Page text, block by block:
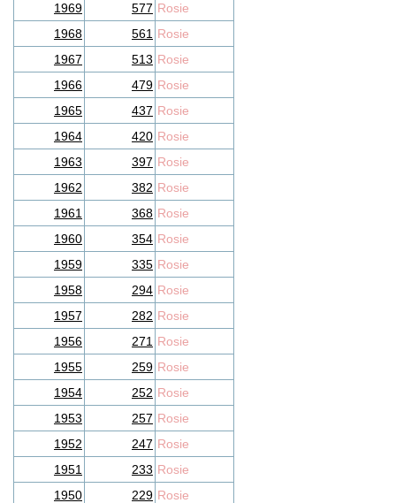
1969
577 Rosie
1968
561 Rosie
1967
513 Rosie
1966
479 Rosie
1965
437 Rosie
1964
420 Rosie
1963
397 Rosie
1962
382 Rosie
1961
368 Rosie
1960
354 Rosie
1959
335 Rosie
1958
294 Rosie
1957
282 Rosie
1956
271 Rosie
1955
259 Rosie
1954
252 Rosie
1953
257 Rosie
1952
247 Rosie
1951
233 Rosie
1950
229 Rosie